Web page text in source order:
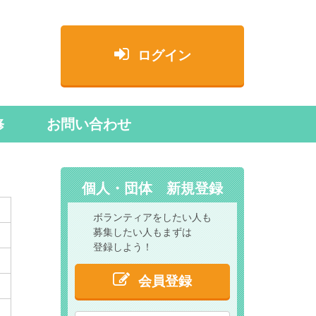
ログイン
お問い合わせ
個人・団体 新規登録
ボランティアをしたい人も
募集したい人もまずは
登録しよう！
会員登録